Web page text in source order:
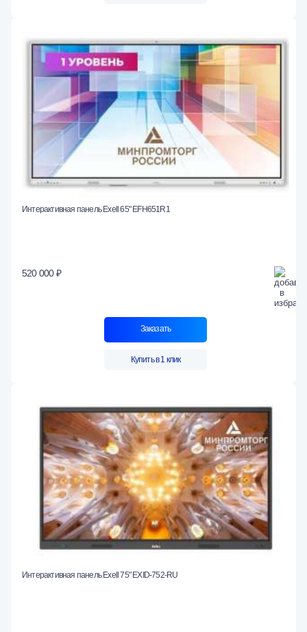
Интерактивная панель Exell 65" EFH651R1
520 000 ₽
Заказать
Купить в 1 клик
Интерактивная панель Exell 75" EXID-752-RU